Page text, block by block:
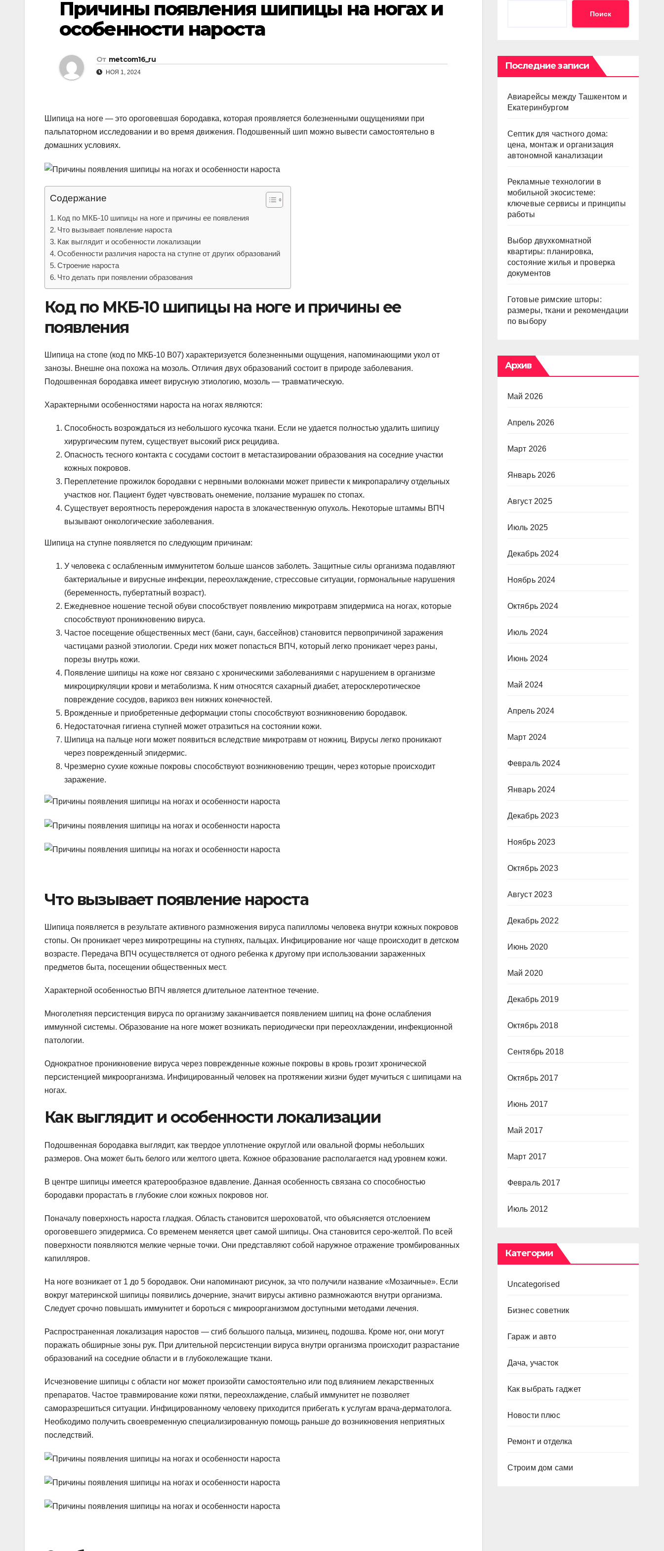
Причины появления шипицы на ногах и
особенности нароста
От metcom16_ru
НОЯ 1, 2024
Шипица на ноге — это ороговевшая бородавка, которая проявляется болезненными ощущениями при
пальпаторном исследовании и во время движения. Подошвенный шип можно вывести самостоятельно в
домашних условиях.
Содержание
Код по МКБ-10 шипицы на ноге и причины ее появления
Что вызывает появление нароста
Как выглядит и особенности локализации
Особенности различия нароста на ступне от других образований
Строение нароста
Что делать при появлении образования
Код по МКБ-10 шипицы на ноге и причины ее
появления
Шипица на стопе (код по МКБ-10 В07) характеризуется болезненными ощущения, напоминающими укол от
занозы. Внешне она похожа на мозоль. Отличия двух образований состоит в природе заболевания.
Подошвенная бородавка имеет вирусную этиологию, мозоль — травматическую.
Характерными особенностями нароста на ногах являются:
Способность возрождаться из небольшого кусочка ткани. Если не удается полностью удалить шипицу
хирургическим путем, существует высокий риск рецидива.
Опасность тесного контакта с сосудами состоит в метастазировании образования на соседние участки
кожных покровов.
Переплетение прожилок бородавки с нервными волокнами может привести к микропараличу отдельных
участков ног. Пациент будет чувствовать онемение, ползание мурашек по стопах.
Существует вероятность перерождения нароста в злокачественную опухоль. Некоторые штаммы ВПЧ
вызывают онкологические заболевания.
Шипица на ступне появляется по следующим причинам:
У человека с ослабленным иммунитетом больше шансов заболеть. Защитные силы организма подавляют
бактериальные и вирусные инфекции, переохлаждение, стрессовые ситуации, гормональные нарушения
(беременность, пубертатный возраст).
Ежедневное ношение тесной обуви способствует появлению микротравм эпидермиса на ногах, которые
способствуют проникновению вируса.
Частое посещение общественных мест (бани, саун, бассейнов) становится первопричиной заражения
частицами разной этиологии. Среди них может попасться ВПЧ, который легко проникает через раны,
порезы внутрь кожи.
Появление шипицы на коже ног связано с хроническими заболеваниями с нарушением в организме
микроциркуляции крови и метаболизма. К ним относятся сахарный диабет, атеросклеротическое
повреждение сосудов, варикоз вен нижних конечностей.
Врожденные и приобретенные деформации стопы способствуют возникновению бородавок.
Недостаточная гигиена ступней может отразиться на состоянии кожи.
Шипица на пальце ноги может появиться вследствие микротравм от ножниц. Вирусы легко проникают
через поврежденный эпидермис.
Чрезмерно сухие кожные покровы способствуют возникновению трещин, через которые происходит
заражение.
Что вызывает появление нароста
Шипица появляется в результате активного размножения вируса папилломы человека внутри кожных покровов
стопы. Он проникает через микротрещины на ступнях, пальцах. Инфицирование ног чаще происходит в детском
возрасте. Передача ВПЧ осуществляется от одного ребенка к другому при использовании зараженных
предметов быта, посещении общественных мест.
Характерной особенностью ВПЧ является длительное латентное течение.
Многолетняя персистенция вируса по организму заканчивается появлением шипиц на фоне ослабления
иммунной системы. Образование на ноге может возникать периодически при переохлаждении, инфекционной
патологии.
Однократное проникновение вируса через поврежденные кожные покровы в кровь грозит хронической
персистенцией микроорганизма. Инфицированный человек на протяжении жизни будет мучиться с шипицами на
ногах.
Как выглядит и особенности локализации
Подошвенная бородавка выглядит, как твердое уплотнение округлой или овальной формы небольших
размеров. Она может быть белого или желтого цвета. Кожное образование располагается над уровнем кожи.
В центре шипицы имеется кратерообразное вдавление. Данная особенность связана со способностью
бородавки прорастать в глубокие слои кожных покровов ног.
Поначалу поверхность нароста гладкая. Область становится шероховатой, что объясняется отслоением
ороговевшего эпидермиса. Со временем меняется цвет самой шипицы. Она становится серо-желтой. По всей
поверхности появляются мелкие черные точки. Они представляют собой наружное отражение тромбированных
капилляров.
На ноге возникает от 1 до 5 бородавок. Они напоминают рисунок, за что получили название «Мозаичные». Если
вокруг материнской шипицы появились дочерние, значит вирусы активно размножаются внутри организма.
Следует срочно повышать иммунитет и бороться с микроорганизмом доступными методами лечения.
Распространенная локализация наростов — сгиб большого пальца, мизинец, подошва. Кроме ног, они могут
поражать обширные зоны рук. При длительной персистенции вируса внутри организма происходит разрастание
образований на соседние области и в глубоколежащие ткани.
Исчезновение шипицы с области ног может произойти самостоятельно или под влиянием лекарственных
препаратов. Частое травмирование кожи пятки, переохлаждение, слабый иммунитет не позволяет
саморазрешиться ситуации. Инфицированному человеку приходится прибегать к услугам врача-дерматолога.
Необходимо получить своевременную специализированную помощь раньше до возникновения неприятных
последствий.
Поиск
Последние записи
Авиарейсы между Ташкентом и
Екатеринбургом
Септик для частного дома:
цена, монтаж и организация
автономной канализации
Рекламные технологии в
мобильной экосистеме:
ключевые сервисы и принципы
работы
Выбор двухкомнатной
квартиры: планировка,
состояние жилья и проверка
документов
Готовые римские шторы:
размеры, ткани и рекомендации
по выбору
Архив
Май 2026
Апрель 2026
Март 2026
Январь 2026
Август 2025
Июль 2025
Декабрь 2024
Ноябрь 2024
Октябрь 2024
Июль 2024
Июнь 2024
Май 2024
Апрель 2024
Март 2024
Февраль 2024
Январь 2024
Декабрь 2023
Ноябрь 2023
Октябрь 2023
Август 2023
Декабрь 2022
Июнь 2020
Май 2020
Декабрь 2019
Октябрь 2018
Сентябрь 2018
Октябрь 2017
Июнь 2017
Май 2017
Март 2017
Февраль 2017
Июль 2012
Категории
Uncategorised
Бизнес советник
Гараж и авто
Дача, участок
Как выбрать гаджет
Новости плюс
Ремонт и отделка
Строим дом сами